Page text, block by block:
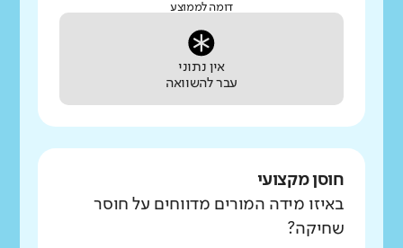
דומה לממוצע
אין נתוני
עבר להשוואה
חוסן מקצועי
באיזו מידה המורים מדווחים על חוסר
שחיקה?